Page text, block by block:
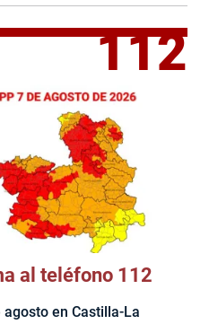
112
al teléfono 112
agosto en Castilla-La